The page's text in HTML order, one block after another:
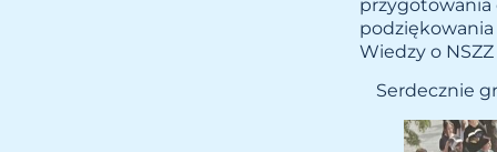
przygotowania
podziękowania
Wiedzy o NSZZ
Serdecznie